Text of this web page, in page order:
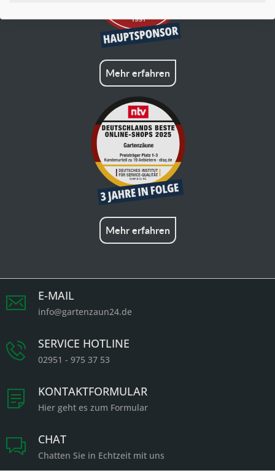
Mehr erfahren
Mehr erfahren
E-MAIL
info@gartenzaun24.de
SERVICE HOTLINE
02951 - 975 37 53
KONTAKTFORMULAR
Hier geht es zum Formular
CHAT
Chatten Sie in Echtzeit mit uns